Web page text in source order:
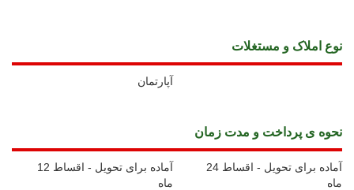
نوع املاک و مستغلات
آپارتمان
نحوه ی پرداخت و مدت زمان
آماده برای تحویل - اقساط 12
ماه
آماده برای تحویل - اقساط 24
ماه